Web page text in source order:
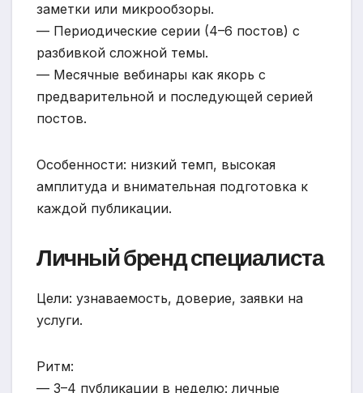
заметки или микрообзоры.
— Периодические серии (4–6 постов) с
разбивкой сложной темы.
— Месячные вебинары как якорь с
предварительной и последующей серией
постов.
Особенности: низкий темп, высокая
амплитуда и внимательная подготовка к
каждой публикации.
Личный бренд специалиста
Цели: узнаваемость, доверие, заявки на
услуги.
Ритм:
— 3–4 публикации в неделю: личные